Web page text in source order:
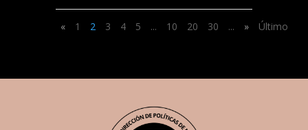
« 1 2 3 4 5 ... 10 20 30 ... » Último